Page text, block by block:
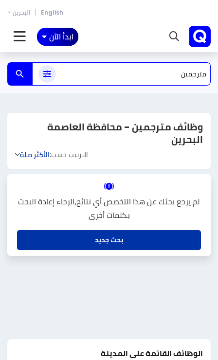
English البحرين
ابدأ الآن
وظائف مترجمين - محافظة العاصمة
البحرين
الترتيب حسب:الأكثر صلة
لم يرجع بحثك عن هذا التخصص أي نتائج،الرجاء إعادة البحث
بكلمات أخرى
بحث جديد
الوظائف القائمة على المدينة